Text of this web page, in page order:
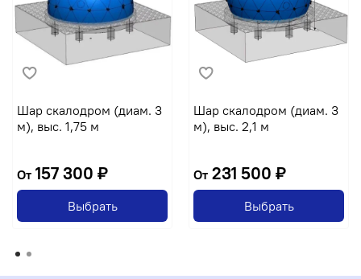
Шар скалодром (диам. 3
м), выс. 1,75 м
От157 300 ₽
Выбрать
Шар скалодром (диам. 3
м), выс. 2,1 м
От231 500 ₽
Выбрать